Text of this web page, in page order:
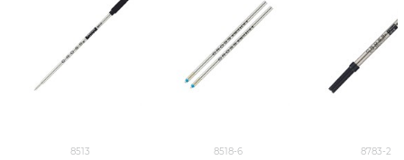
8513 8518-6 8783-2